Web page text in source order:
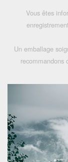
Vous êtes
Un emballage
recommandons